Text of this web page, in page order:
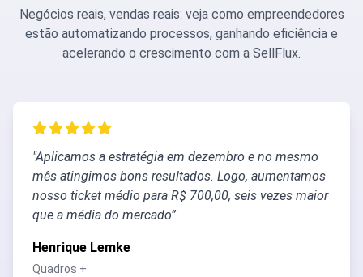
Negócios reais, vendas reais: veja como empreendedores
estão automatizando processos, ganhando eficiência e
acelerando o crescimento com a SellFlux.
"Aplicamos a estratégia em dezembro e no mesmo
mês atingimos bons resultados. Logo, aumentamos
nosso ticket médio para R$ 700,00, seis vezes maior
que a média do mercado”
Henrique Lemke
Quadros +